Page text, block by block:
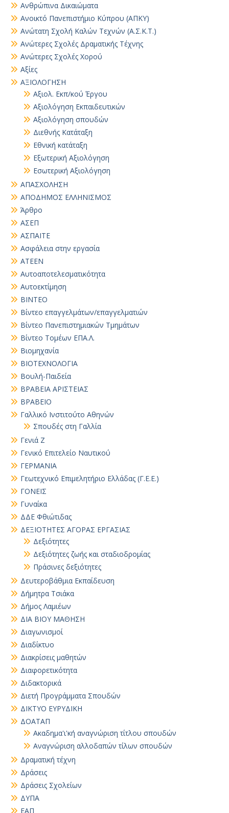
Ανθρώπινα Δικαιώματα
Ανοικτό Πανεπιστήμιο Κύπρου (ΑΠΚΥ)
Ανώτατη Σχολή Καλών Τεχνών (Α.Σ.Κ.Τ.)
Ανώτερες Σχολές Δραματικής Τέχνης
Ανώτερες Σχολές Χορού
Αξίες
ΑΞΙΟΛΟΓΗΣΗ
Αξιολ. Εκπ/κού Έργου
Αξιολόγηση Εκπαιδευτικών
Αξιολόγηση σπουδών
Διεθνής Κατάταξη
Εθνική κατάταξη
Εξωτερική Αξιολόγηση
Εσωτερική Αξιολόγηση
ΑΠΑΣΧΟΛΗΣΗ
ΑΠΟΔΗΜΟΣ ΕΛΛΗΝΙΣΜΟΣ
Άρθρο
ΑΣΕΠ
ΑΣΠΑΙΤΕ
Ασφάλεια στην εργασία
ΑΤΕΕΝ
Αυτοαποτελεσματικότητα
Αυτοεκτίμηση
ΒΙΝΤΕΟ
Βίντεο επαγγελμάτων/επαγγελματιών
Βίντεο Πανεπιστημιακών Τμημάτων
Βίντεο Τομέων ΕΠΑ.Λ.
Βιομηχανία
ΒΙΟΤΕΧΝΟΛΟΓΙΑ
Βουλή-Παιδεία
ΒΡΑΒΕΙΑ ΑΡΙΣΤΕΙΑΣ
ΒΡΑΒΕΙΟ
Γαλλικό Ινστιτούτο Αθηνών
Σπουδές στη Γαλλία
Γενιά Ζ
Γενικό Επιτελείο Ναυτικού
ΓΕΡΜΑΝΙΑ
Γεωτεχνικό Επιμελητήριο Ελλάδας (Γ.Ε.Ε.)
ΓΟΝΕΙΣ
Γυναίκα
ΔΔΕ Φθιώτιδας
ΔΕΞΙΟΤΗΤΕΣ ΑΓΟΡΑΣ ΕΡΓΑΣΙΑΣ
Δεξιότητες
Δεξιότητες ζωής και σταδιοδρομίας
Πράσινες δεξιότητες
Δευτεροβάθμια Εκπαίδευση
Δήμητρα Τσιάκα
Δήμος Λαμιέων
ΔΙΑ ΒΙΟΥ ΜΑΘΗΣΗ
Διαγωνισμοί
Διαδίκτυο
Διακρίσεις μαθητών
Διαφορετικότητα
Διδακτορικά
Διετή Προγράμματα Σπουδών
ΔΙΚΤΥΟ ΕΥΡΥΔΙΚΗ
ΔΟΑΤΑΠ
Ακαδημα'ι'κή αναγνώριση τίτλου σπουδών
Αναγνώριση αλλοδαπών τίλων σπουδών
Δραματική τέχνη
Δράσεις
Δράσεις Σχολείων
ΔΥΠΑ
ΕΑΠ